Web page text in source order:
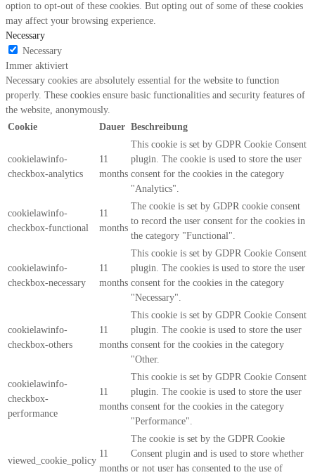
option to opt-out of these cookies. But opting out of some of these cookies
may affect your browsing experience.
Necessary
Necessary
Immer aktiviert
Necessary cookies are absolutely essential for the website to function
properly. These cookies ensure basic functionalities and security features of
the website, anonymously.
Cookie
Dauer Beschreibung
cookielawinfo-
checkbox-analytics
11
months
This cookie is set by GDPR Cookie Consent
plugin. The cookie is used to store the user
consent for the cookies in the category
"Analytics".
cookielawinfo-
checkbox-functional
11
months
The cookie is set by GDPR cookie consent
to record the user consent for the cookies in
the category "Functional".
cookielawinfo-
checkbox-necessary
11
months
This cookie is set by GDPR Cookie Consent
plugin. The cookies is used to store the user
consent for the cookies in the category
"Necessary".
cookielawinfo-
checkbox-others
11
months
This cookie is set by GDPR Cookie Consent
plugin. The cookie is used to store the user
consent for the cookies in the category
"Other.
cookielawinfo-
checkbox-
performance
11
months
This cookie is set by GDPR Cookie Consent
plugin. The cookie is used to store the user
consent for the cookies in the category
"Performance".
viewed_cookie_policy
11
months
The cookie is set by the GDPR Cookie
Consent plugin and is used to store whether
or not user has consented to the use of